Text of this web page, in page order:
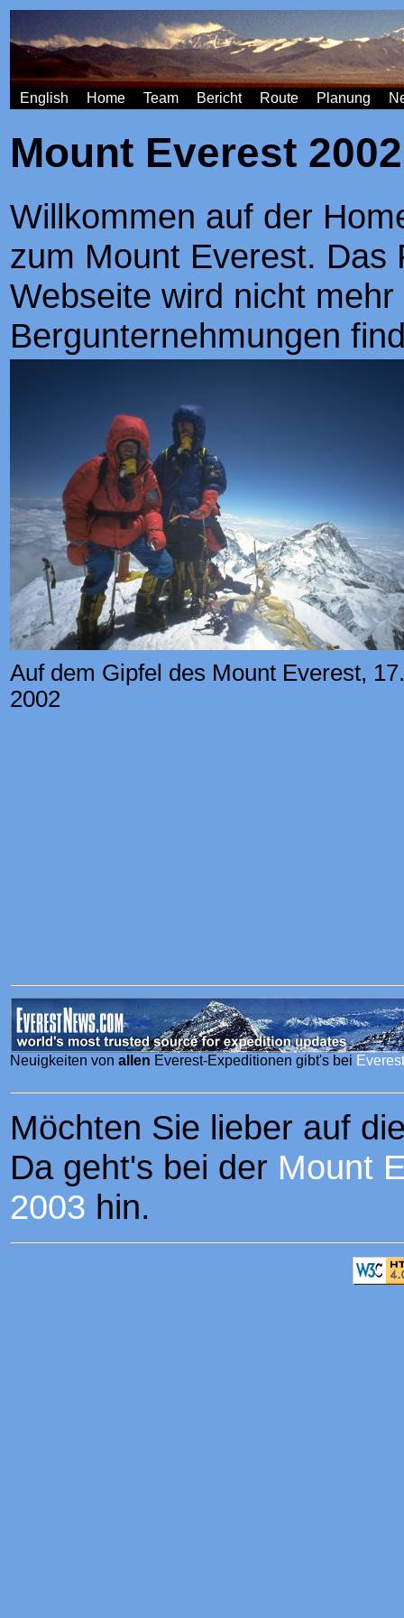
English Home Team Bericht Route Planung
Mount Everest 2002
Willkommen auf der
zum Mount Everest. Das
Webseite wird nicht
Bergunternehmungen
Auf dem Gipfel des Mount Everest,
2002
Neuigkeiten von allen Everest-Expeditionen gibt's bei
Möchten Sie lieber auf
Da geht's bei der Mount
2003 hin.